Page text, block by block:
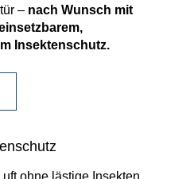
– nach Wunsch mit
Insektenschutz.
ohne lästige Insekten